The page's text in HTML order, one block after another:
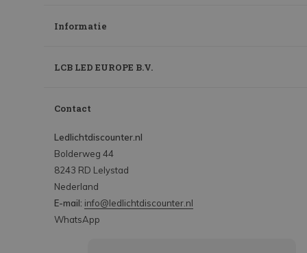
Informatie
LCB LED EUROPE B.V.
Contact
Ledlichtdiscounter.nl
Bolderweg 44
8243 RD Lelystad
Nederland
E-mail: info@ledlichtdiscounter.nl
WhatsApp